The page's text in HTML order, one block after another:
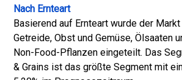
Nach Ernteart
Basierend auf Ernteart wurde der
Getreide, Obst und Gemüse, Ölsaaten
Non-Food-Pflanzen eingeteilt. Das
& Grains ist das größte Segment mit